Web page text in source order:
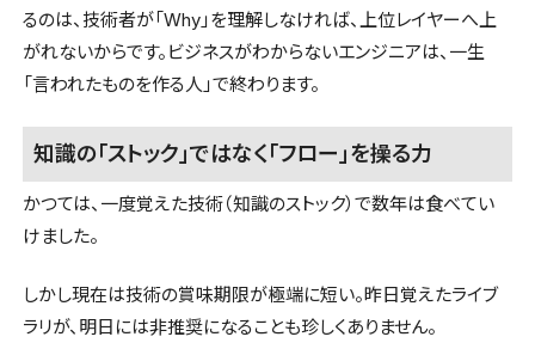
るのは、技術者が「Why」を理解しなければ、上位レイヤーへ上
がれないからです。ビジネスがわからないエンジニアは、一生
「言われたものを作る人」で終わります。
知識の「ストック」ではなく「フロー」を操る力
かつては、一度覚えた技術（知識のストック）で数年は食べてい
けました。
しかし現在は技術の賞味期限が極端に短い。昨日覚えたライブ
ラリが、明日には非推奨になることも珍しくありません。